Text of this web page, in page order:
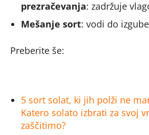
prezračevanja: zadržuje
Mešanje sort: vodi do
Preberite še:
5 sort solat, ki jih polži ne
Katero solato izbrati za svoj
zaščitimo?